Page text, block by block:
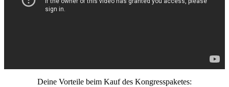
Deine Vorteile beim Kauf des Kongresspaketes: